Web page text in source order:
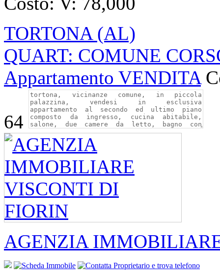
TORTONA (AL)
QUART: COMUNE
Appartamento VENDITA
64
AGENZIA